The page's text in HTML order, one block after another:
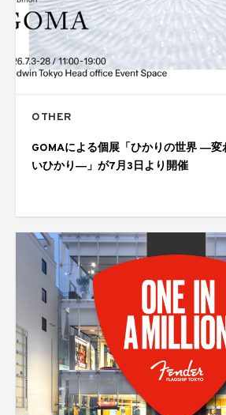
OTHER
GOMAによる個展「ひかりの世界 ―変
いひかり―」が7月3日より開催